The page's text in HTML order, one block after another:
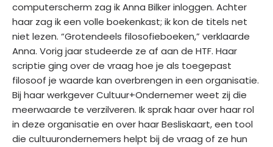
computerscherm zag ik Anna Bilker inloggen. Achter
haar zag ik een volle boekenkast; ik kon de titels net
niet lezen. “Grotendeels filosofieboeken,” verklaarde
Anna. Vorig jaar studeerde ze af aan de HTF. Haar
scriptie ging over de vraag hoe je als toegepast
filosoof je waarde kan overbrengen in een organisatie.
Bij haar werkgever Cultuur+Ondernemer weet zij die
meerwaarde te verzilveren. Ik sprak haar over haar rol
in deze organisatie en over haar Besliskaart, een tool
die cultuurondernemers helpt bij de vraag of ze hun